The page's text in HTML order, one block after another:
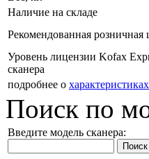
Наличие на складе
Рекомендованная розничная
Уровень лицензии Kofax
сканера
подробнее о
Поиск по
Введите модель сканера: